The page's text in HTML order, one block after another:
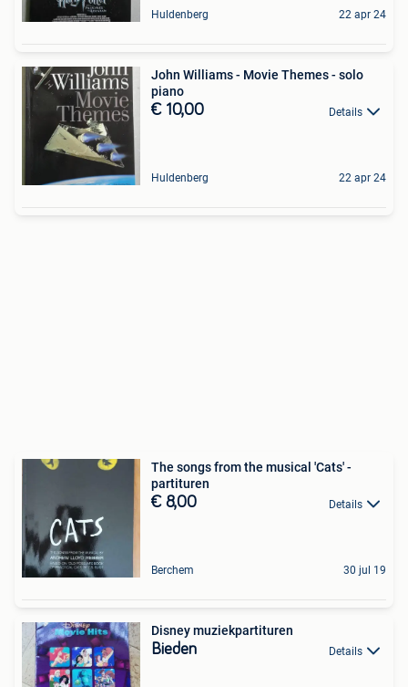
Huldenberg 22 apr 24
John Williams - Movie Themes - solo
piano
€ 10,00 Details
Huldenberg 22 apr 24
The songs from the musical 'Cats' -
partituren
€ 8,00 Details
Berchem 30 jul 19
Disney muziekpartituren
Bieden Details